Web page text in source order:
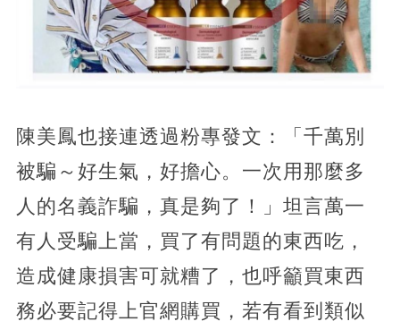
陳美鳳也接連透過粉專發文：「千萬別
被騙～好生氣，好擔心。一次用那麼多
人的名義詐騙，真是夠了！」坦言萬一
有人受騙上當，買了有問題的東西吃，
造成健康損害可就糟了，也呼籲買東西
務必要記得上官網購買，若有看到類似